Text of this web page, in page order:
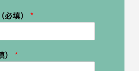
必填） *
*